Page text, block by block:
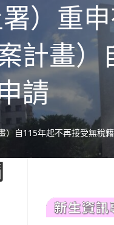
）重
計畫）
請
自115年起不再接受無稅